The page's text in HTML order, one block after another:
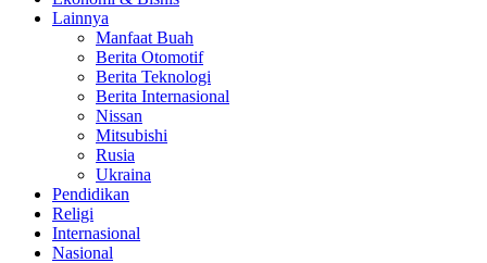
Lainnya
Manfaat Buah
Berita Otomotif
Berita Teknologi
Berita Internasional
Nissan
Mitsubishi
Rusia
Ukraina
Pendidikan
Religi
Internasional
Nasional